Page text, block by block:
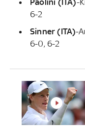
6-2
Sinner (ITA)-
6-0, 6-2